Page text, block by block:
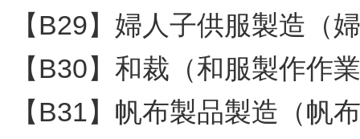
【B29】婦人子供服製造（
【B30】和裁（和服製作作
【B31】帆布製品製造（帆